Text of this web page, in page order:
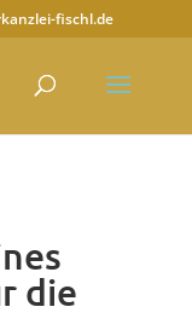
fischl.de
die